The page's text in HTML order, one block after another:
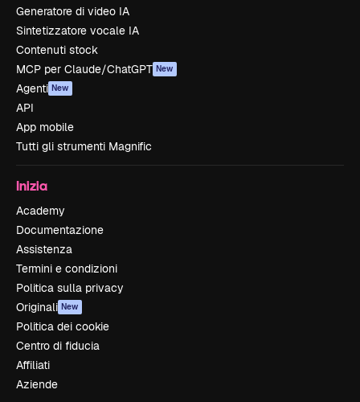
Generatore di video IA
Sintetizzatore vocale IA
Contenuti stock
MCP per Claude/ChatGPT New
Agenti New
API
App mobile
Tutti gli strumenti Magnific
Inizia
Academy
Documentazione
Assistenza
Termini e condizioni
Politica sulla privacy
Originali New
Politica dei cookie
Centro di fiducia
Affiliati
Aziende